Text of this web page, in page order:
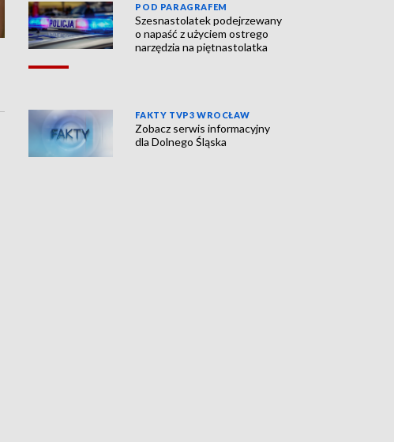
POD PARAGRAFEM
Szesnastolatek podejrzewany
o napaść z użyciem ostrego
narzędzia na piętnastolatka
FAKTY TVP3 WROCŁAW
Zobacz serwis informacyjny
dla Dolnego Śląska